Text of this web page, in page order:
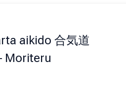
aikido 合気道
Moriteru